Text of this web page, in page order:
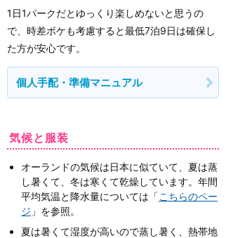
1日1パークだとゆっくり楽しめないと思うの
で、時差ボケも考慮すると最低7泊9日は確保し
た方が安心です。
個人手配・準備マニュアル
気候と服装
オーランドの気候は日本に似ていて、夏は蒸
し暑くて、冬は寒くて乾燥しています。年間
平均気温と降水量については「こちらのペー
ジ 」を参照。
夏は暑くて湿度が高いので蒸し暑く、熱帯地